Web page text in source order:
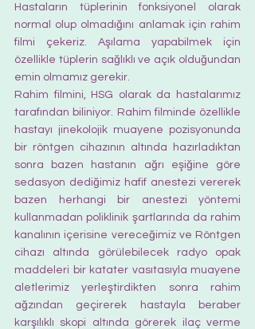
Hastaların tüplerinin fonksiyonel olarak
normal olup olmadığını anlamak için rahim
filmi çekeriz. Aşılama yapabilmek için
özellikle tüplerin sağlıklı ve açık olduğundan
emin olmamız gerekir.
Rahim filmini, HSG olarak da hastalarımız
tarafından biliniyor. Rahim filminde özellikle
hastayı jinekolojik muayene pozisyonunda
bir röntgen cihazının altında hazırladıktan
sonra bazen hastanın ağrı eşiğine göre
sedasyon dediğimiz hafif anestezi vererek
bazen herhangi bir anestezi yöntemi
kullanmadan poliklinik şartlarında da rahim
kanalının içerisine vereceğimiz ve Röntgen
cihazı altında görülebilecek radyo opak
maddeleri bir katater vasıtasıyla muayene
aletlerimiz yerleştirdikten sonra rahim
ağzından geçirerek hastayla beraber
karşılıklı skopi altında görerek ilaç verme